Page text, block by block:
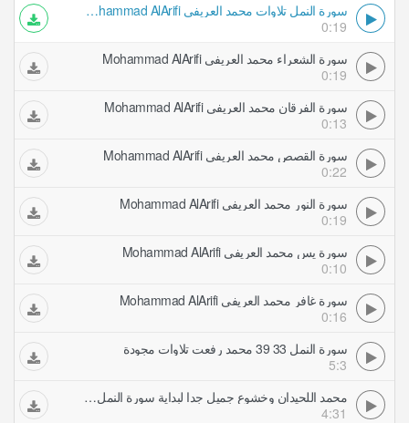
سورة النمل تلاوات محمد العريفي Mohammad AlArifi
0:19
سورة الشعراء محمد العريفي Mohammad AlArifi
0:19
سورة الفرقان محمد العريفي Mohammad AlArifi
0:13
سورة القصص محمد العريفي Mohammad AlArifi
0:22
سورة النور محمد العريفي Mohammad AlArifi
0:19
سورة يس محمد العريفي Mohammad AlArifi
0:10
سورة غافر محمد العريفي Mohammad AlArifi
0:16
سورة النمل 33 39 محمد رفعت تلاوات مجودة
5:3
محمد اللحيدان وخشوع جميل جدا لبداية سورة النمل تلاوات خاشعة
4:31